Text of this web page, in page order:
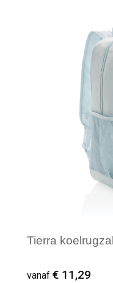
Tierra
vanaf € 11,29